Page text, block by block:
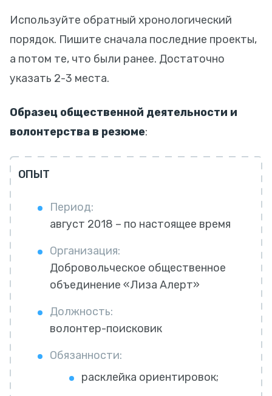
Используйте обратный хронологический
порядок. Пишите сначала последние проекты,
а потом те, что были ранее. Достаточно
указать 2-3 места.
Образец общественной деятельности и
волонтерства в резюме:
ОПЫТ
Период:
август 2018 – по настоящее время
Организация:
Добровольческое общественное
объединение «Лиза Алерт»
Должность:
волонтер-поисковик
Обязанности:
расклейка ориентировок;